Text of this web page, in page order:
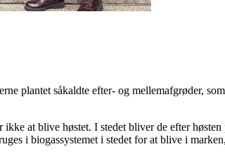
plantet såkaldte efter- og mellemafgrøder,
at blive høstet. I stedet bliver de efter
i biogassystemet i stedet for at blive i